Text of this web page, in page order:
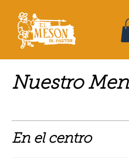
Nuestro
En el centro